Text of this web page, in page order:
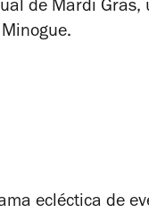
de Mardi Gras,
ecléctica de